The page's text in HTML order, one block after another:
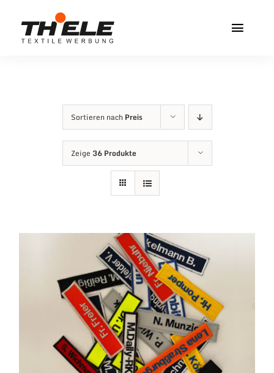
Inhalt
Service & Info
Sortieren nach Preis
Zeige 36 Produkte